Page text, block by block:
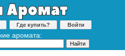
Где купить? Войти
аромата: